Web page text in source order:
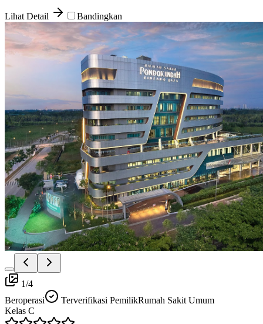
Lihat Detail Bandingkan
1/4
Beroperasi
Terverifikasi PemilikRumah Sakit Umum
Kelas C